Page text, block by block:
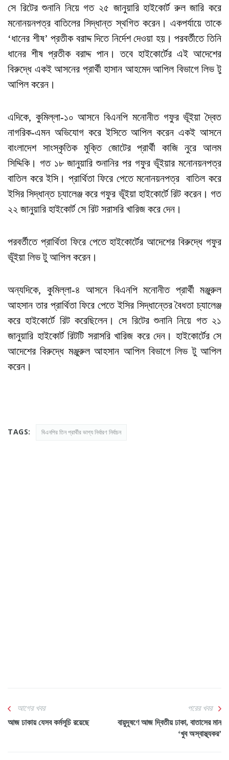
সে রিটের শুনানি নিয়ে গত ২৫ জানুয়ারি হাইকোর্ট রুল জারি করে
মনোনয়নপত্র বাতিলের সিদ্ধান্ত স্থগিত করেন। একপর্যায়ে তাকে
‘ধানের শীষ’ প্রতীক বরাদ্দ দিতে নির্দেশ দেওয়া হয়। পরবর্তীতে তিনি
ধানের শীষ প্রতীক বরাদ্দ পান। তবে হাইকোর্টের এই আদেশের
বিরুদ্ধে একই আসনের প্রার্থী হাসান আহমেদ আপিল বিভাগে লিভ টু
আপিল করেন।
এদিকে, কুমিল্লা-১০ আসনে বিএনপি মনোনীত গফুর ভূঁইয়া দ্বৈত
নাগরিক-এমন অভিযোগ করে ইসিতে আপিল করেন একই আসনে
বাংলাদেশ সাংস্কৃতিক মুক্তি জোটের প্রার্থী কাজি নুরে আলম
সিদ্দিকি। গত ১৮ জানুয়ারি শুনানির পর গফুর ভূঁইয়ার মনোনয়নপত্র
বাতিল করে ইসি। প্রার্থিতা ফিরে পেতে মনোনয়নপত্র বাতিল করে
ইসির সিদ্ধান্ত চ্যালেঞ্জ করে গফুর ভূঁইয়া হাইকোর্টে রিট করেন। গত
২২ জানুয়ারি হাইকোর্ট সে রিট সরাসরি খারিজ করে দেন।
পরবর্তীতে প্রার্থিতা ফিরে পেতে হাইকোর্টের আদেশের বিরুদ্ধে গফুর
ভূঁইয়া লিভ টু আপিল করেন।
অন্যদিকে, কুমিল্লা-৪ আসনে বিএনপি মনোনীত প্রার্থী মঞ্জুরুল
আহসান তার প্রার্থিতা ফিরে পেতে ইসির সিদ্ধান্তের বৈধতা চ্যালেঞ্জ
করে হাইকোর্টে রিট করেছিলেন। সে রিটের শুনানি নিয়ে গত ২১
জানুয়ারি হাইকোর্ট রিটটি সরাসরি খারিজ করে দেন। হাইকোর্টের সে
আদেশের বিরুদ্ধে মঞ্জুরুল আহসান আপিল বিভাগে লিভ টু আপিল
করেন।
TAGS: বিএনপির তিন প্রার্থীর ভাগ্য নির্ধারণ নির্বাচন
আগের খবর
আজ ঢাকায় যেসব কর্মসূচি রয়েছে
পরের খবর
বায়ুদূষণে আজ দ্বিতীয় ঢাকা, বাতাসের মান
‘খুব অস্বাস্থ্যকর’